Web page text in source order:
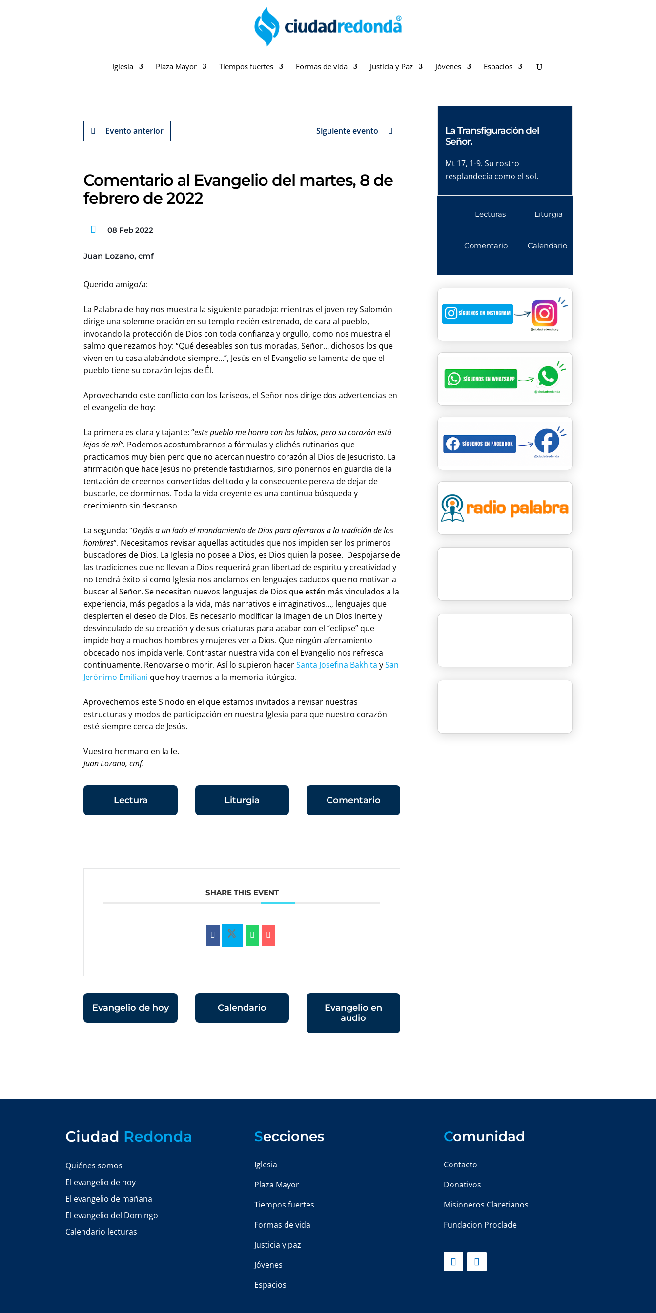
Iglesia Plaza Mayor Tiempos fuertes Formas de vida Justicia y Paz Jóvenes Espacios
Evento anterior Siguiente evento
Comentario al Evangelio del martes, 8 de
febrero de 2022
08 Feb 2022
Juan Lozano, cmf
Querido amigo/a:
La Palabra de hoy nos muestra la siguiente paradoja: mientras el joven rey Salomón
dirige una solemne oración en su templo recién estrenado, de cara al pueblo,
invocando la protección de Dios con toda confianza y orgullo, como nos muestra el
salmo que rezamos hoy: “Qué deseables son tus moradas, Señor… dichosos los que
viven en tu casa alabándote siempre…”, Jesús en el Evangelio se lamenta de que el
pueblo tiene su corazón lejos de Él.
Aprovechando este conflicto con los fariseos, el Señor nos dirige dos advertencias en
el evangelio de hoy:
La primera es clara y tajante: “este pueblo me honra con los labios, pero su corazón está
lejos de mí”. Podemos acostumbrarnos a fórmulas y clichés rutinarios que
practicamos muy bien pero que no acercan nuestro corazón al Dios de Jesucristo. La
afirmación que hace Jesús no pretende fastidiarnos, sino ponernos en guardia de la
tentación de creernos convertidos del todo y la consecuente pereza de dejar de
buscarle, de dormirnos. Toda la vida creyente es una continua búsqueda y
crecimiento sin descanso.
La segunda: “Dejáis a un lado el mandamiento de Dios para aferraros a la tradición de los
hombres”. Necesitamos revisar aquellas actitudes que nos impiden ser los primeros
buscadores de Dios. La Iglesia no posee a Dios, es Dios quien la posee. Despojarse de
las tradiciones que no llevan a Dios requerirá gran libertad de espíritu y creatividad y
no tendrá éxito si como Iglesia nos anclamos en lenguajes caducos que no motivan a
buscar al Señor. Se necesitan nuevos lenguajes de Dios que estén más vinculados a la
experiencia, más pegados a la vida, más narrativos e imaginativos…, lenguajes que
despierten el deseo de Dios. Es necesario modificar la imagen de un Dios inerte y
desvinculado de su creación y de sus criaturas para acabar con el “eclipse” que
impide hoy a muchos hombres y mujeres ver a Dios. Que ningún aferramiento
obcecado nos impida verle. Contrastar nuestra vida con el Evangelio nos refresca
continuamente. Renovarse o morir. Así lo supieron hacerSanta Josefina Bakhita ySan
Jerónimo Emiliani que hoy traemos a la memoria litúrgica.
Aprovechemos este Sínodo en el que estamos invitados a revisar nuestras
estructuras y modos de participación en nuestra Iglesia para que nuestro corazón
esté siempre cerca de Jesús.
Vuestro hermano en la fe.
Juan Lozano, cmf.
Lectura Liturgia Comentario
SHARE THIS EVENT
Evangelio de hoy Calendario
Evangelio en
audio
La Transfiguración del
Señor.
Mt 17, 1-9. Su rostro
resplandecía como el sol.
Lecturas
Comentario
Liturgia
Calendario
Ciudad Redonda
Quiénes somos
El evangelio de hoy
El evangelio de mañana
El evangelio del Domingo
Calendario lecturas
Secciones
Iglesia
Plaza Mayor
Tiempos fuertes
Formas de vida
Justicia y paz
Jóvenes
Espacios
Comunidad
Contacto
Donativos
Misioneros Claretianos
Fundacion Proclade